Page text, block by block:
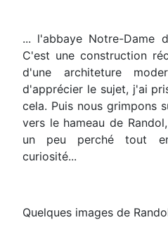
... l'abbaye Notre-Dame
C'est une construction
d'une architeture
d'apprécier le sujet, j'ai
cela. Puis nous grimpons
vers le hameau de
un peu perché tout
curiosité...
Quelques images de